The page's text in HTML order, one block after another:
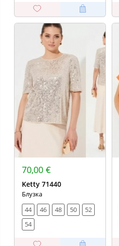
70,00 €
Ketty 71440
Блузка
44
46 48 50
52
54